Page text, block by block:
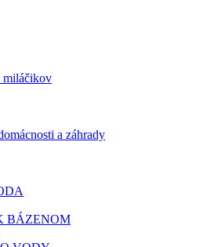
miláčikov
a záhrady
BÁZENOM